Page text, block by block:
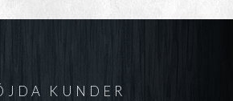
KUNDER